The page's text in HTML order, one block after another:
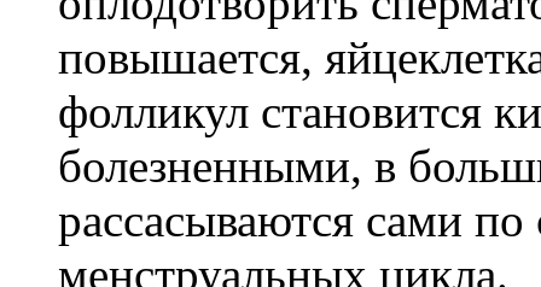
повышается,
фолликул становится
болезненными, в
рассасываются сами по
менструальных цикла.